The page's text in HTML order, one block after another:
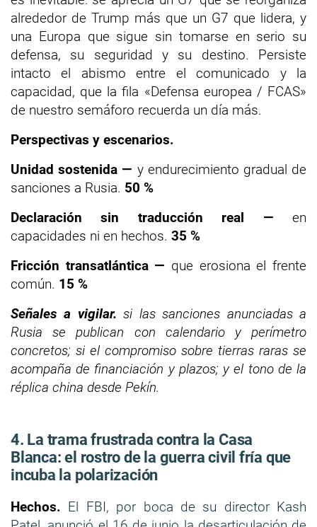
alrededor de Trump más que un G7 que lidera, y
una Europa que sigue sin tomarse en serio su
defensa, su seguridad y su destino. Persiste
intacto el abismo entre el comunicado y la
capacidad, que la fila «Defensa europea / FCAS»
de nuestro semáforo recuerda un día más.
Perspectivas y escenarios.
Unidad sostenida — y endurecimiento gradual de
sanciones a Rusia. 50 %
Declaración sin traducción real — en
capacidades ni en hechos. 35 %
Fricción transatlántica — que erosiona el frente
común. 15 %
Señales a vigilar.si las sanciones anunciadas a
Rusia se publican con calendario y perímetro
concretos; si el compromiso sobre tierras raras se
acompaña de financiación y plazos; y el tono de la
réplica china desde Pekín.
4. La trama frustrada contra la Casa
Blanca: el rostro de la guerra civil fría que
incuba la polarización
Hechos. El FBI, por boca de su director Kash